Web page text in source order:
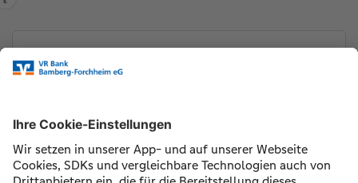
Ich bestätige, dass ich den oben genannten Vertrag